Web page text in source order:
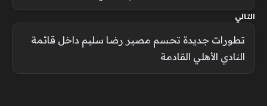
التالي
تطورات جديدة تحسم مصير رضا سليم داخل قائمة
النادي الأهلي القادمة